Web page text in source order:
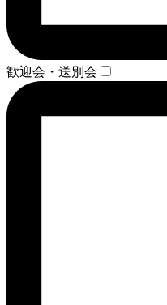
歓迎会・送別会